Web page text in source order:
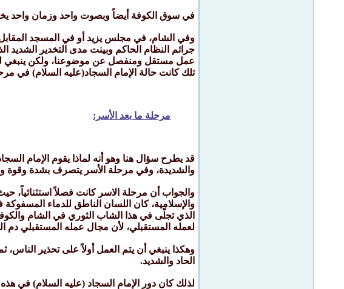
في سوق الكوفة أيضاً وبصوت واحد وزمان واحد
وفي الشام، في مجلس يزيد أو في المسجد المقابل
جرائم النظام الحاكم وبينت مدى التخدير الشديد
عمل مستقل ومنفصل عن موضوعنا، ولكن ينبغي
تلك كانت حالة الإمام السجاد(عليه السلام) في
مرحلة ما بعد الأسر:
قد يطرح سؤال هنا وهو أنه لماذا يقوم الإمام
والشديدة، وفي مرحلة الأسر يتصرف بشدة وقوة
والجواب أن مرحلة الاسر كانت فصلاً استثنائياً،
والإسلامية، كان اللسان الناطق للدماء
الذي تجلّى في هذا الشاب الثوري في الشام
لعمله المستقبلي، لأن مجال عمله المستقبلي دم
وهكذا ينبغي أن يتم العمل أولاً على تحذير الناس،
الحاد والشديد.
لذلك كان دور الإمام السجاد (عليه السلام) في